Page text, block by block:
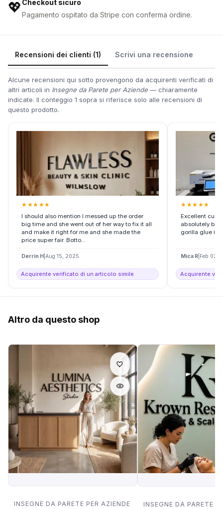
💖 Checkout sicuro
Pagamento ospitato da Stripe con conferma ordine.
Recensioni dei clienti (1) Scrivi una recensione
Alcune recensioni qui sotto provengono da acquirenti verificati di
altri articoli in Insegne da Parete per Aziende — chiaramente
indicate. Il conteggio 1 sopra si riferisce solo alle recensioni di
questo prodotto.
★ ★★ ★★
I should also mention I messed up the order
big time and she went out of her way to fix it all
and make it right for me and she made the
price super fair. Botto...
Derrin H Aug 15, 2025
Acquirente verificato di un articolo simile
★ ★★ ★★
Excellent
absolutely
gorilla glue if
Mica R Feb 02,
Acquirente
Altro da questo shop
INSEGNE DA PARETE PER AZIENDE INSEGNE DA PARETE